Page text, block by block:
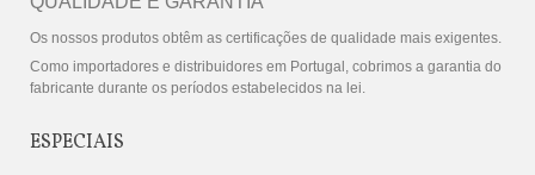
Os nossos produtos obtêm as certificações de qualidade mais exigentes.
Como importadores e distribuidores em Portugal, cobrimos a garantia do
fabricante durante os períodos estabelecidos na lei.
ESPECIAIS